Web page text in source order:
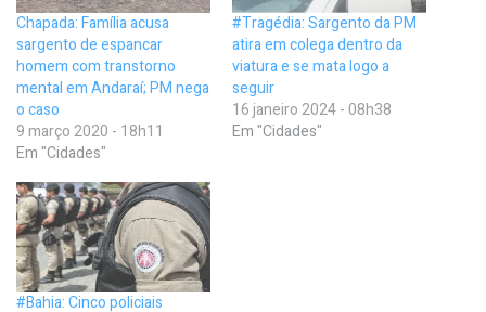
Chapada: Família acusa
sargento de espancar
homem com transtorno
mental em Andaraí; PM nega
o caso
9 março 2020 - 18h11
Em "Cidades"
#Tragédia: Sargento da PM
atira em colega dentro da
viatura e se mata logo a
seguir
16 janeiro 2024 - 08h38
Em "Cidades"
#Bahia: Cinco policiais